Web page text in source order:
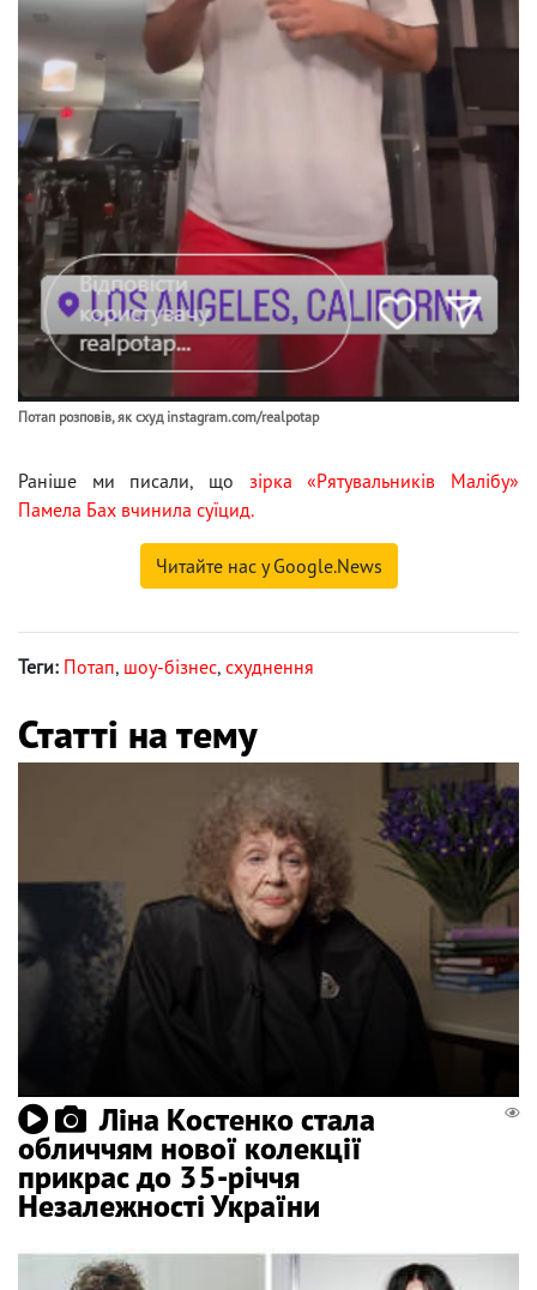
Потап розповів, як схуд instagram.com/realpotap
Раніше ми писали, що зірка «Рятувальників Малібу»
Памела Бах вчинила суїцид.
Читайте нас у Google.News
Теги: Потап, шоу-бізнес, схуднення
Статті на тему
Ліна Костенко стала
обличчям нової колекції
прикрас до 35-річчя
Незалежності України